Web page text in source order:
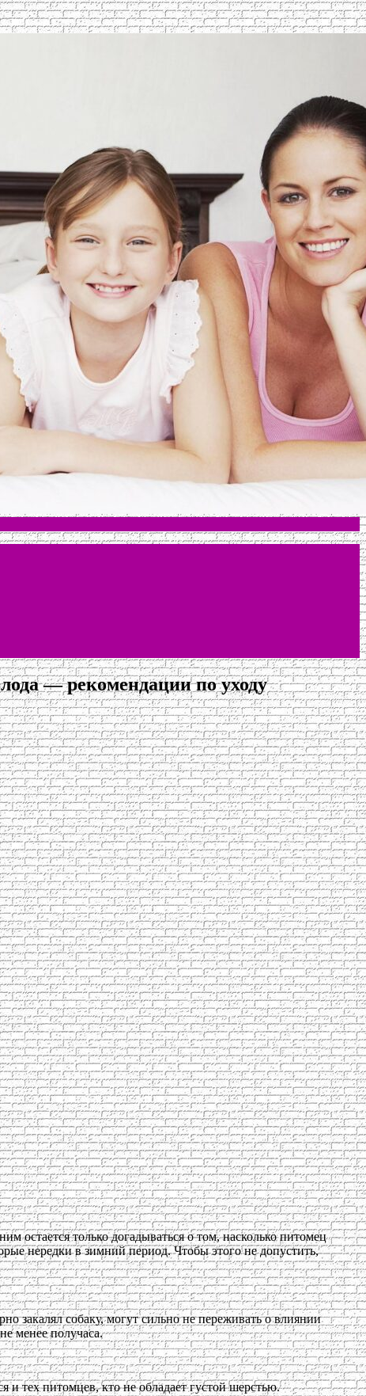
— рекомендации по уходу
остается только догадываться о том, насколько питомец
нередки в зимний период. Чтобы этого не допустить,
закалял собаку, могут сильно не переживать о влиянии
менее получаса.
и тех питомцев, кто не обладает густой шерстью.